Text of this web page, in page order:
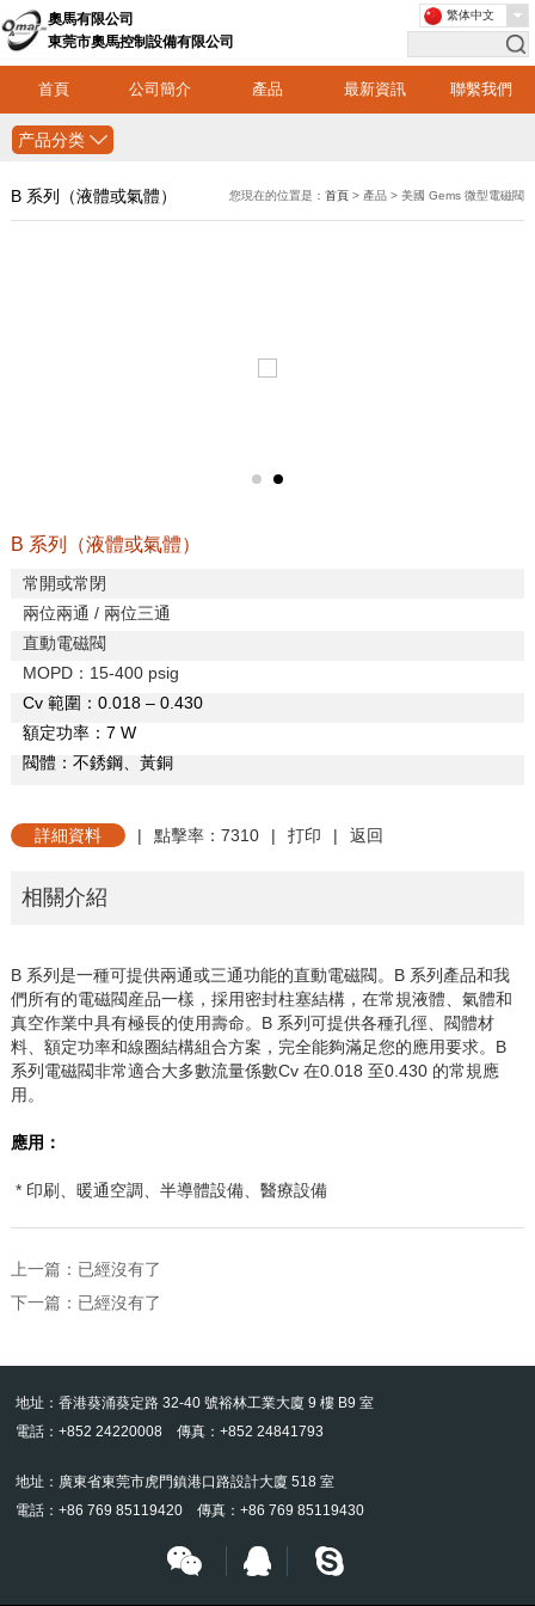
奧馬有限公司
東莞市奧馬控制設備有限公司
首頁 公司簡介 產品 最新資訊 聯繫我們
繁体中文
产品分类
B 系列（液體或氣體） 您現在的位置是：首頁 > 產品 > 美國 Gems 微型電磁閥
B 系列（液體或氣體）
常開或常閉
兩位兩通 / 兩位三通
直動電磁閥
MOPD： 15-400 psig
Cv 範圍： 0.018 – 0.430
額定功率： 7 W
閥體：不銹鋼、黃銅
詳細資料 | 點擊率：7310 | 打印 | 返回
相關介紹
B 系列是一種可提供兩通或三通功能的直動電磁閥。 B 系列產品和我
們所有的電磁閥産品一樣，採用密封柱塞結構，在常規液體、氣體和
真空作業中具有極長的使用壽命。 B 系列可提供各種孔徑、閥體材
料、額定功率和線圈結構組合方案，完全能夠滿足您的應用要求。 B
系列電磁閥非常適合大多數流量係數Cv 在0.018 至0.430 的常規應
用。
應用：
* 印刷、暖通空調、半導體設備、醫療設備
上一篇：已經沒有了
下一篇：已經沒有了
地址：香港葵涌葵定路 32-40 號裕林工業大廈 9 樓 B9 室
電話：+852 24220008 傳真：+852 24841793
地址：廣東省東莞市虎門鎮港口路設計大廈 518 室
電話：+86 769 85119420 傳真：+86 769 85119430